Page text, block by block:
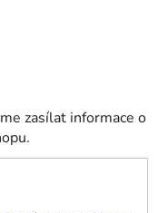
zasílat informace o